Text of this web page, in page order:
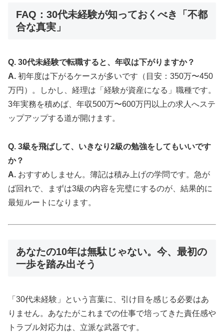
FAQ：30代未経験が知っておくべき「不都
合な真実」
Q. 30代未経験で転職すると、年収は下がりますか？
A. 初年度は下がるケースが多いです（目安：350万〜450
万円）。しかし、経理は「経験が資産になる」職種です。
3年実務を積めば、年収500万〜600万円以上の求人へステ
ップアップする道が開けます。
Q. 3級を飛ばして、いきなり2級の勉強をしてもいいです
か？
A. おすすめしません。簿記は積み上げの学問です。急が
ば回れで、まずは3級の内容を完璧にするのが、結果的に
最短ルートになります。
あなたの10年は無駄じゃない。今、最初の
一歩を踏み出そう
「30代未経験」という言葉に、引け目を感じる必要はあ
りません。あなたがこれまでの仕事で培ってきた責任感や
トラブル対応力は、立派な武器です。